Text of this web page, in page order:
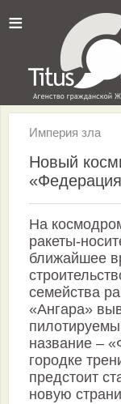
≡
Империя зла
Новый
На
ракеты-
ближайшее
семейства
«Ангара»
название –
городке
предстоит
новую